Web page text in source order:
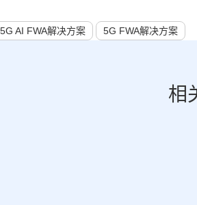
5G AI FWA解决方案 5G FWA解决方案
相